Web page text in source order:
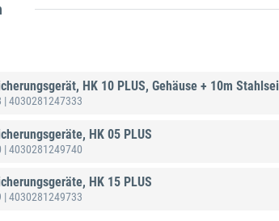
HK 10 PLUS, Gehäuse + 10m Stahlseil
| 4030281247333
HK 05 PLUS
| 4030281249740
HK 15 PLUS
| 4030281249733